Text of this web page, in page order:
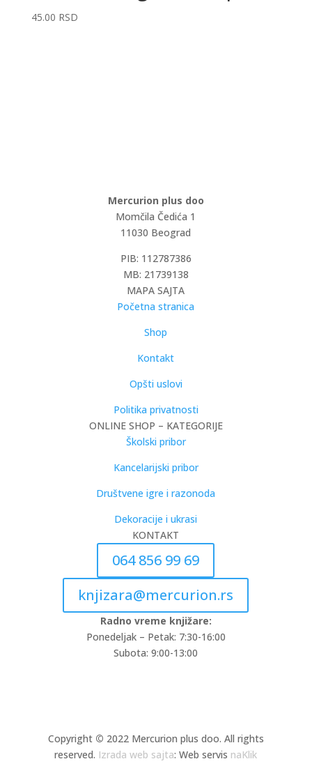
45.00 RSD
Mercurion plus doo
Momčila Čedića 1
11030 Beograd
PIB: 112787386
MB: 21739138
MAPA SAJTA
Početna stranica
Shop
Kontakt
Opšti uslovi
Politika privatnosti
ONLINE SHOP – KATEGORIJE
Školski pribor
Kancelarijski pribor
Društvene igre i razonoda
Dekoracije i ukrasi
KONTAKT
064 856 99 69
knjizara@mercurion.rs
Radno vreme knjižare:
Ponedeljak – Petak: 7:30-16:00
Subota: 9:00-13:00
Copyright © 2022 Mercurion plus doo. All rights
reserved. Izrada web sajta: Web servis naKlik